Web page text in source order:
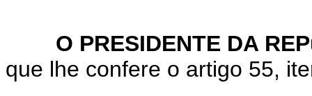
O PRESIDENTE DA
que lhe confere o artigo 55,